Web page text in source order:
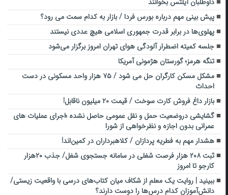
پیش بینی مهم درباره بورس فردا / بازار به کدام سمت می رود؟
پهلوی‌ها در برابر قدرت جمهوری اسلامی هیچ عددی نیستند
جلسه کمیته اضطرار آلودگی هوای تهران امروز برگزار می‌شود
تنگه هرمز؛ گورستان هژمونی آمریکا
مشکل مسکن کارگران حل می شود / ۷۵ هزار واحد مسکونی در دست
احداث
بازار داغ فروش کارت سوخت / قیمت ۲۰ میلیون ناقابل!
گشایشی دروضعیت حمل و نقل عمومی حاصل نشده ؛اجرای عملیات های
عمرانی بدون اجازه و نظرخواهی از شورا
هشدار مهم به فطریه پردازان / کلاهبرداران در کمین‌اند!
ثبت ۲۰۸ هزار فرصت شغلی در سامانه جستجوی شغل/ جذب ۲۰هزار
کارجو تا امروز
ببینید | روایت یک معلم از شکاف میان کتاب‌های درسی با واقعیت زیستی/
دانش‌آموزان کدام درس‌ها را دوست دارند؟